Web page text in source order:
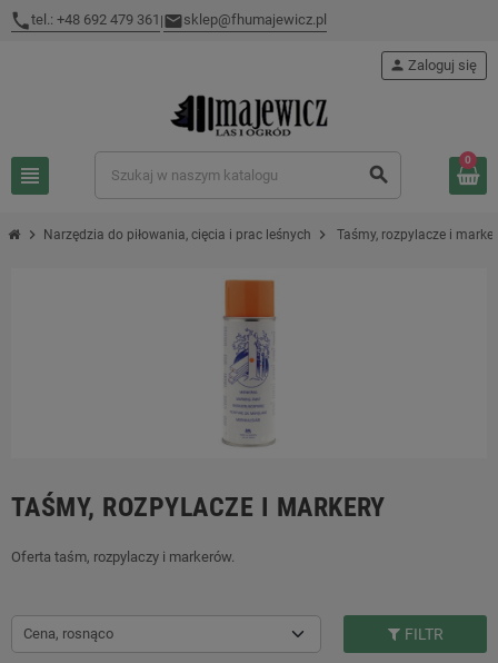
tel.: +48 692 479 361 | sklep@fhumajewicz.pl
view_headline search
person Zaloguj się
0
chevron_right Narzędzia do piłowania, cięcia i prac leśnych chevron_right Taśmy, rozpylacze i
TAŚMY, ROZPYLACZE I MARKERY
Oferta taśm, rozpylaczy i markerów.
Cena, rosnąco FILTR